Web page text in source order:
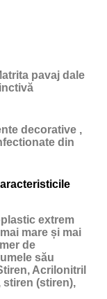
pavaj dale
decorative ,
din
extrem
mare și mai
de
său
Acrilonitril
stiren (stiren),